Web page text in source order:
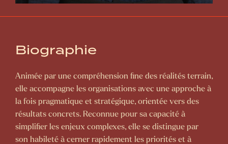
Biographie
Animée par une compréhension fine des réalités terrain,
elle accompagne les organisations avec une approche à
la fois pragmatique et stratégique, orientée vers des
résultats concrets. Reconnue pour sa capacité à
simplifier les enjeux complexes, elle se distingue par
son habileté à cerner rapidement les priorités et à